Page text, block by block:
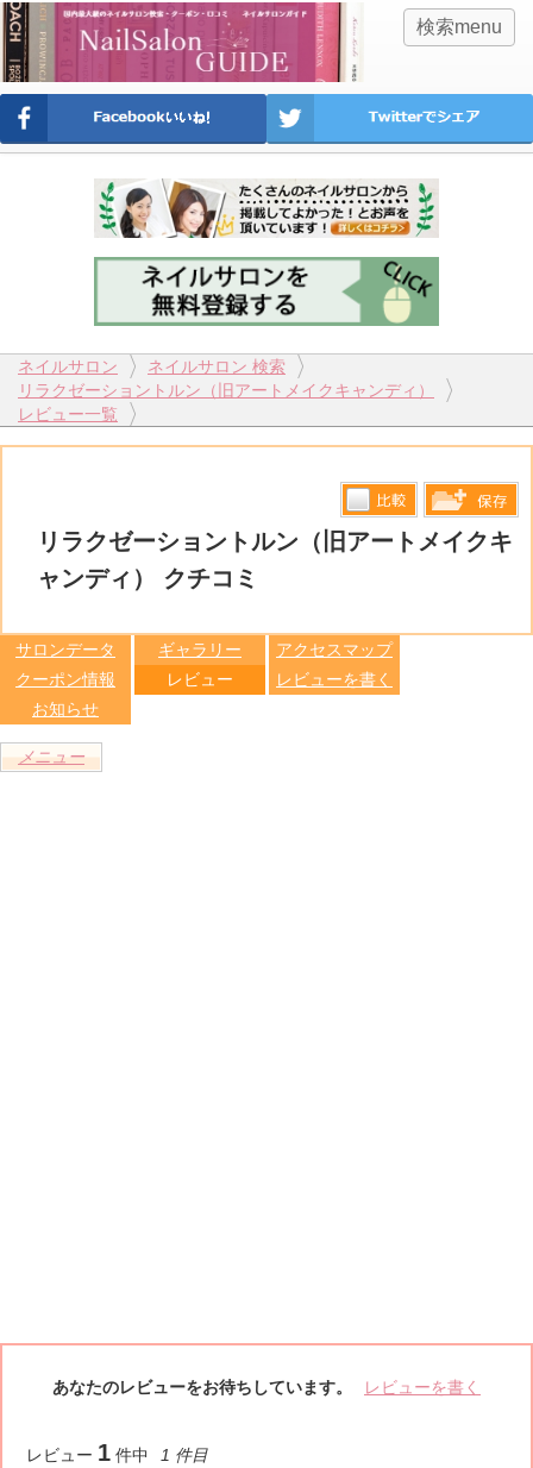
検索menu
ネイルサロン
ネイルサロン 検索
リラクゼーショントルン（旧アートメイクキャンディ）
レビュー一覧
リラクゼーショントルン（旧アートメイクキ
ャンディ） クチコミ
比較す 保存リス
サロンデータ ギャラリー
アクセスマップ
クーポン情報
レビュー
レビューを書く
お知らせ
メニュー
あなたのレビューをお待ちしています。 レビューを書く
レビュー 1 件中 1 件目